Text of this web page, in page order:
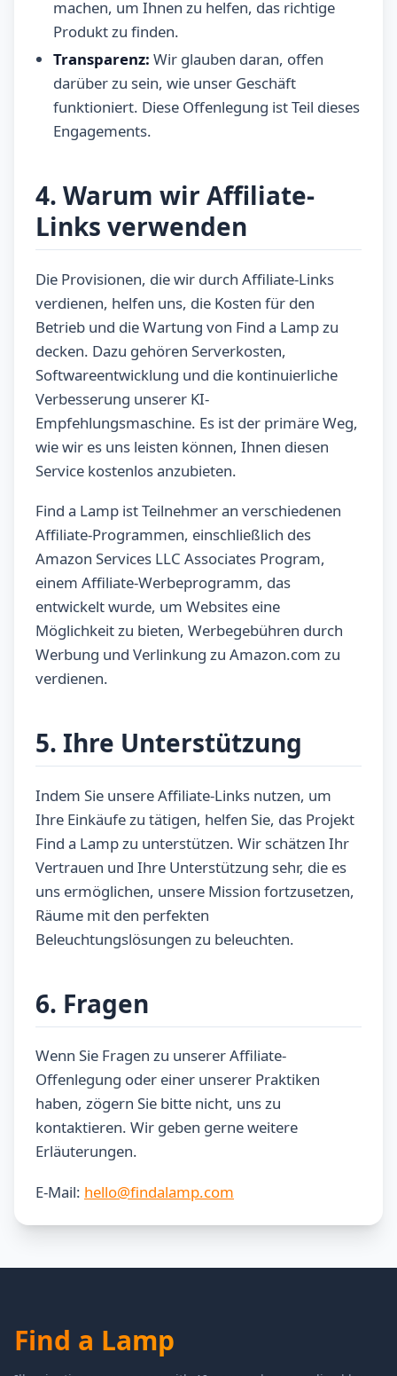
machen, um Ihnen zu helfen, das richtige
Produkt zu finden.
Transparenz: Wir glauben daran, offen
darüber zu sein, wie unser Geschäft
funktioniert. Diese Offenlegung ist Teil dieses
Engagements.
4. Warum wir Affiliate-
Links verwenden
Die Provisionen, die wir durch Affiliate-Links
verdienen, helfen uns, die Kosten für den
Betrieb und die Wartung von Find a Lamp zu
decken. Dazu gehören Serverkosten,
Softwareentwicklung und die kontinuierliche
Verbesserung unserer KI-
Empfehlungsmaschine. Es ist der primäre Weg,
wie wir es uns leisten können, Ihnen diesen
Service kostenlos anzubieten.
Find a Lamp ist Teilnehmer an verschiedenen
Affiliate-Programmen, einschließlich des
Amazon Services LLC Associates Program,
einem Affiliate-Werbeprogramm, das
entwickelt wurde, um Websites eine
Möglichkeit zu bieten, Werbegebühren durch
Werbung und Verlinkung zu Amazon.com zu
verdienen.
5. Ihre Unterstützung
Indem Sie unsere Affiliate-Links nutzen, um
Ihre Einkäufe zu tätigen, helfen Sie, das Projekt
Find a Lamp zu unterstützen. Wir schätzen Ihr
Vertrauen und Ihre Unterstützung sehr, die es
uns ermöglichen, unsere Mission fortzusetzen,
Räume mit den perfekten
Beleuchtungslösungen zu beleuchten.
6. Fragen
Wenn Sie Fragen zu unserer Affiliate-
Offenlegung oder einer unserer Praktiken
haben, zögern Sie bitte nicht, uns zu
kontaktieren. Wir geben gerne weitere
Erläuterungen.
E-Mail: hello@findalamp.com
Find a Lamp